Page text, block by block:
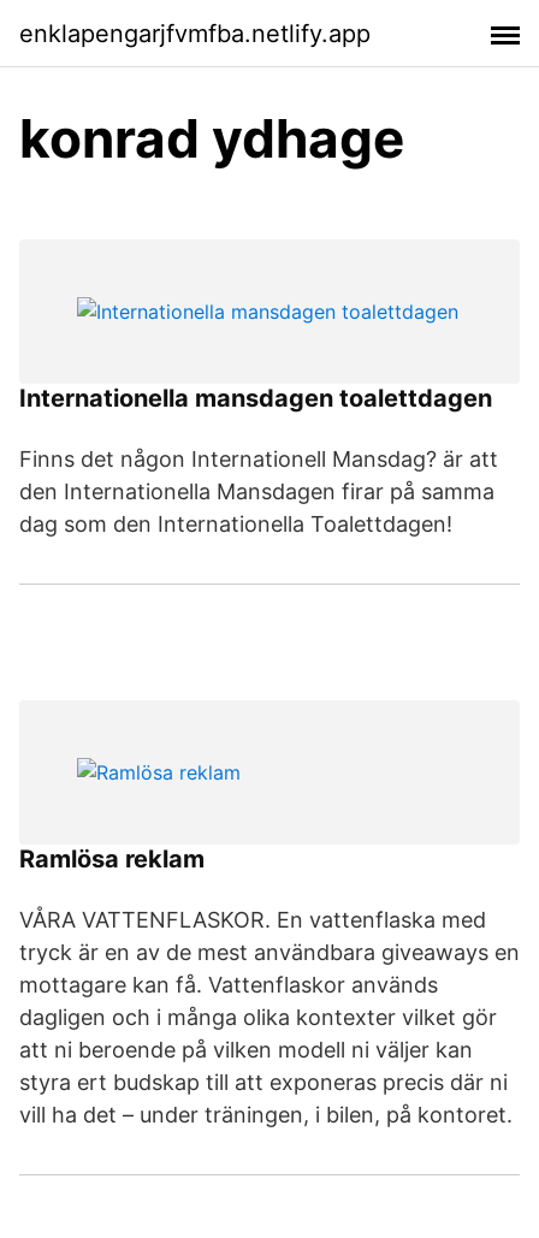
enklapengarjfvmfba.netlify.app
konrad ydhage
Internationella mansdagen toalettdagen
Finns det någon Internationell Mansdag? är att
den Internationella Mansdagen firar på samma
dag som den Internationella Toalettdagen!
Ramlösa reklam
VÅRA VATTENFLASKOR. En vattenflaska med
tryck är en av de mest användbara giveaways en
mottagare kan få. Vattenflaskor används
dagligen och i många olika kontexter vilket gör
att ni beroende på vilken modell ni väljer kan
styra ert budskap till att exponeras precis där ni
vill ha det – under träningen, i bilen, på kontoret.